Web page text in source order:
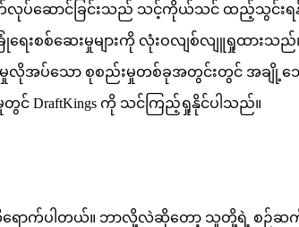
ဆက်လက်လုပ်ဆောင်ခြင်းသည် သင့်ကိုယ်သင် ထည့်သွ
ြုံရေးစစ်ဆေးမှုများကို လုံးဝလျစ်လျူရှုထာ
အပ်သော စုစည်းမှုတစ်ခုအတွင်းတွင် အချို့သော
မှုတွင် DraftKings ကို သင်ကြည့်ရှုနိုင်ပါသည်။
ပိုထိရောက်ပါတယ်။ ဘာလို့လဲဆိုတော့ သူတို့ရဲ့ စဉ်ဆက်